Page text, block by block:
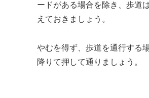
ードがある場合を除き、歩道
えておきましょう。
やむを得ず、歩道を通行する
降りて押して通りましょう。